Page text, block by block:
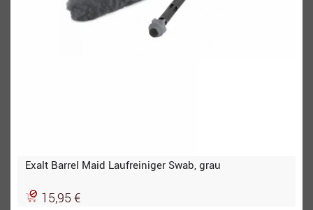
Exalt Barrel Maid Laufreiniger Swab, grau
15,95 €